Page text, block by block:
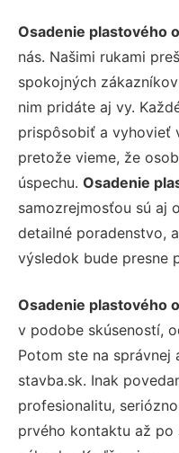
Osadenie plastového
nás. Našimi rukami
spokojných
nim pridáte aj vy.
prispôsobiť a vyhovieť
pretože vieme, že
úspechu. Osadenie
samozrejmosťou sú aj
detailné poradenstvo,
výsledok bude presne
Osadenie plastového
v podobe skúseností,
Potom ste na správnej
stavba.sk. Inak
profesionalitu,
prvého kontaktu až po